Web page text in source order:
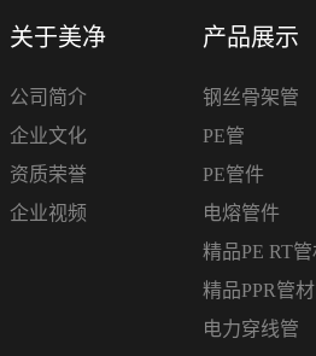
关于美净
公司简介
企业文化
资质荣誉
企业视频
产品展示
钢丝骨架管
PE管
PE管件
电熔管件
精品PE RT
精品PPR管
电力穿线管